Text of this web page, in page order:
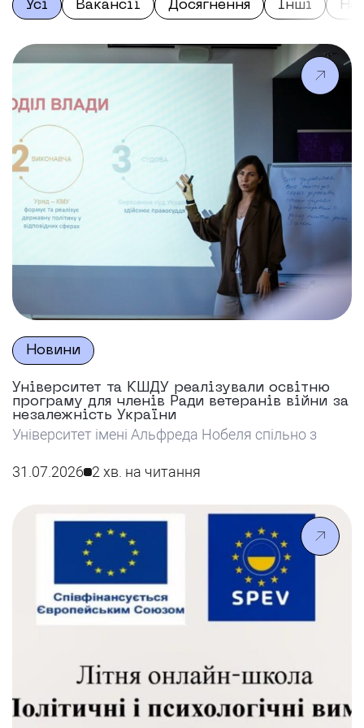
Усі Вакансії Досягнення Інші
Новини
Університет та КШДУ реалізували освітню
програму для членів Ради ветеранів війни за
незалежність України
Університет імені Альфреда Нобеля спільно з
Ради ветеранів війни за незалежність України,
публічного управління та залучення до
формування державних політик.
31.07.2026 2 хв. на читання